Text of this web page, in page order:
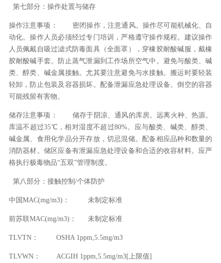
第七部分：操作处置与储存
操作注意事项：
密闭操作，注意通风。操作尽可能机械化、自
动化。操作人员必须经过专门培训，严格遵守操作规程。建议操作
人员佩戴自吸过滤式防毒面具（全面罩），穿橡胶耐酸碱服，戴橡
胶耐酸碱手套。防止蒸气泄漏到工作场所空气中。避免与酸类、碱
类、醇类、碱金属接触。尤其要注意避免与水接触。搬运时要轻装
轻卸，防止包装及容器损坏。配备泄漏应急处理设备。倒空的容器
可能残留有害物。
储存注意事项：
储存于阴凉、通风的库房。远离火种、热源。
库温不超过35℃，相对湿度不超过80%。应与酸类、碱类、醇类、
碱金属、食用化学品分开存放，切忌混储。配备相应品种和数量的
消防器材。储区应备有泄漏应急处理设备和合适的收容材料。应严
格执行极毒物品“五双”管理制度。
第八部分：接触控制/个体防护
中国MAC(mg/m3)： 未制定标准
前苏联MAC(mg/m3)： 未制定标准
TLVTN： OSHA 1ppm,5.5mg/m3
TLVWN： ACGIH 1ppm,5.5mg/m3[上限值]